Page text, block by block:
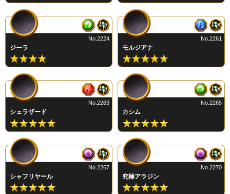
ジーラ
No.2224
モルジアナ
No.2261
シェラザード
No.2263
カシム
No.2265
シャフリヤール
No.2267
究極アラジン
No.2270